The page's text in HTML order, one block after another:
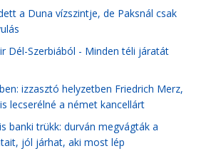
a Duna vízszintje, de Paksnál csak
Dél-Szerbiából - Minden téli járatát
izzasztó helyzetben Friedrich Merz,
lecserélné a német kancellárt
banki trükk: durván megvágták a
jól járhat, aki most lép